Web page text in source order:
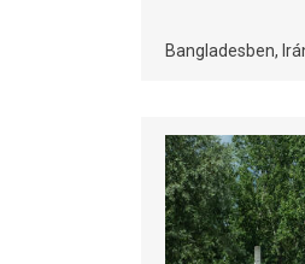
Bangladesben,